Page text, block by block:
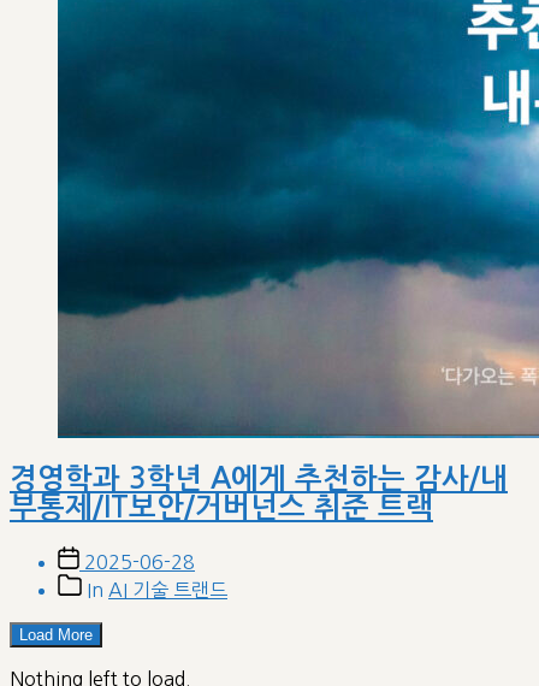
경영학과 3학년 A에게 추천하는 감사/내
부통제/IT보안/거버넌스 취준 트랙
Post
date
2025-06-28
PostIn AI 기술 트랜드
Load More
Nothing left to load.